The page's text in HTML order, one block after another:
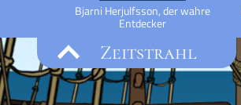
Bjarni Herjulfsson, der wahre
Entdecker
Zeitstrahl